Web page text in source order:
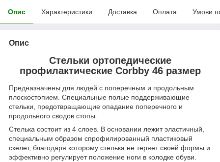
Опис Характеристики Доставка Оплата Умови
Опис
Стельки ортопедические
профилактические Corbby 46 размер
Предназначены для людей с поперечным и продольным
плоскостопием. Специальные полые поддерживающие
стельки, предотвращающие опадание поперечного и
продольного сводов стопы.
Стелька состоит из 4 слоев. В основании лежит эластичный,
специальным образом спрофилированный пластиковый
скелет, благодаря которому стелька не теряет своей формы и
эффективно регулирует положение ноги в колодке обуви.